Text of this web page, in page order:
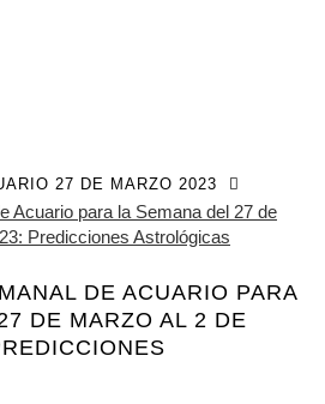
27 DE MARZO 2023
DE ACUARIO PARA
DE MARZO AL 2 DE